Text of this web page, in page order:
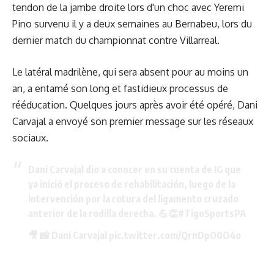
tendon de la jambe droite lors d'un choc avec Yeremi
Pino survenu il y a deux semaines au Bernabeu, lors du
dernier match du championnat contre Villarreal.
Le latéral madrilène, qui sera absent pour au moins un
an, a entamé son long et fastidieux processus de
rééducation. Quelques jours après avoir été opéré, Dani
Carvajal a envoyé son premier message sur les réseaux
sociaux.